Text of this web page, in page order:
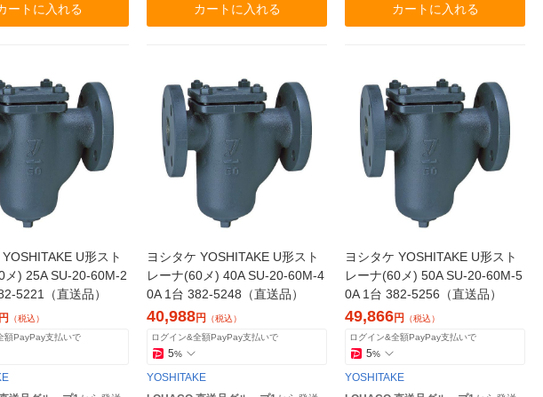
ートに入れる カートに入れる カートに入れる
U形スト
メ) 25A SU-20-60M-2
5221（直送品）
（税込）
額PayPay支払いで
ヨシタケ YOSHITAKE U形スト
レーナ(60メ) 40A SU-20-60M-4
0A 1台 382-5248（直送品）
40,988円
（税込）
ログイン&全額PayPay支払いで
5%
YOSHITAKE
ヨシタケ YOSHITAKE U形スト
レーナ(60メ) 50A SU-20-60M-5
0A 1台 382-5256（直送品）
49,866円
（税込）
ログイン&全額PayPay支払いで
5%
YOSHITAKE